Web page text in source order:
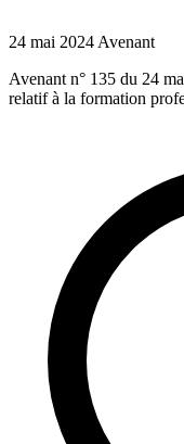
24 mai 2024 Avenant
Avenant n° 135 du 24
relatif à la formation